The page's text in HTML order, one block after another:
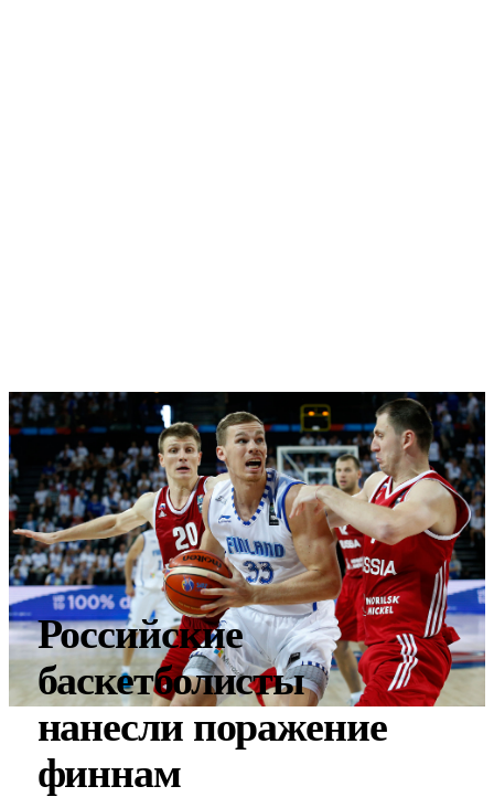
Российские
баскетболисты
нанесли поражение
финнам